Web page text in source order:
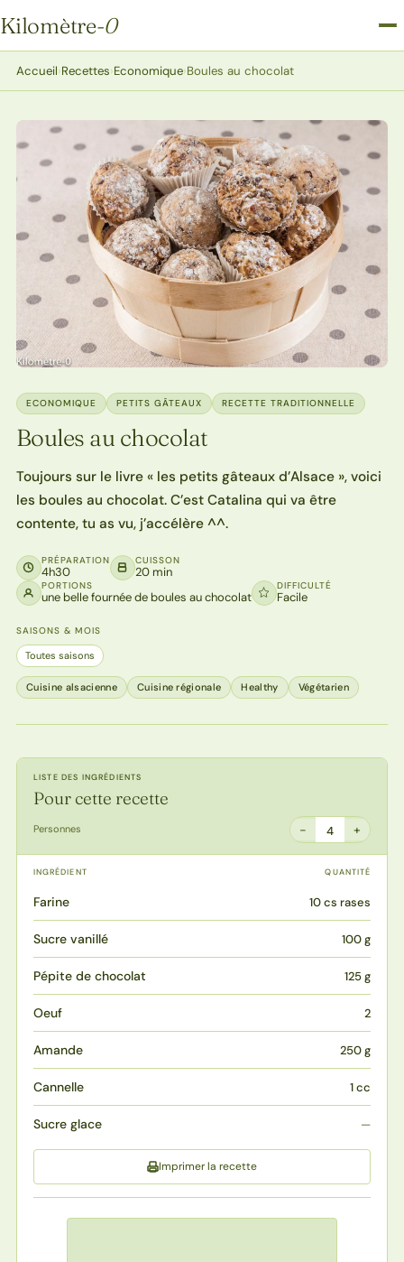
Kilomètre-0
Kilomètre-0
Accueil›Recettes›Economique›Boules au chocolat
ECONOMIQUE PETITS GÂTEAUX RECETTE TRADITIONNELLE
Boules au chocolat
Toujours sur le livre « les petits gâteaux d’Alsace », voici
les boules au chocolat. C’est Catalina qui va être
contente, tu as vu, j’accélère ^^.
PRÉPARATION
4h30
CUISSON
20 min
PORTIONS
une belle fournée de boules au chocolat
DIFFICULTÉ
Facile
SAISONS & MOIS
Toutes saisons
Cuisine alsacienne Cuisine régionale Healthy Végétarien
LISTE DES INGRÉDIENTS
Pour cette recette
Personnes − 4 +
INGRÉDIENT QUANTITÉ
Farine 10 cs rases
Sucre vanillé 100 g
Pépite de chocolat 125 g
Oeuf 2
Amande 250 g
Cannelle 1 cc
Sucre glace —
Imprimer la recette